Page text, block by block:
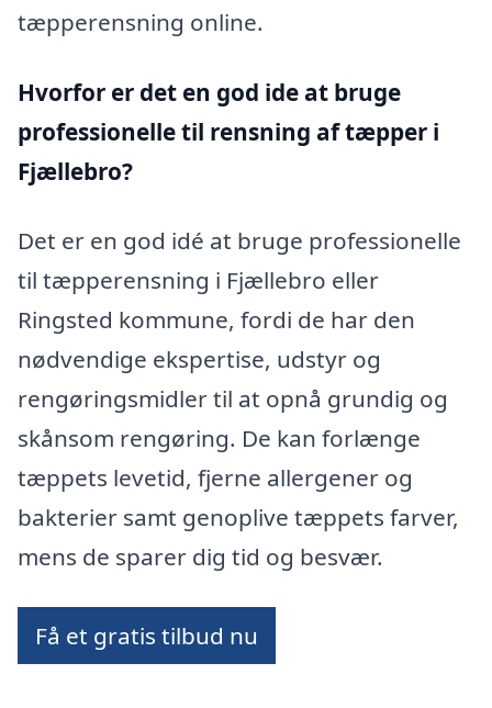
tæpperensning online.
Hvorfor er det en god ide at bruge
professionelle til rensning af tæpper i
Fjællebro?
Det er en god idé at bruge professionelle
til tæpperensning i Fjællebro eller
Ringsted kommune, fordi de har den
nødvendige ekspertise, udstyr og
rengøringsmidler til at opnå grundig og
skånsom rengøring. De kan forlænge
tæppets levetid, fjerne allergener og
bakterier samt genoplive tæppets farver,
mens de sparer dig tid og besvær.
Få et gratis tilbud nu